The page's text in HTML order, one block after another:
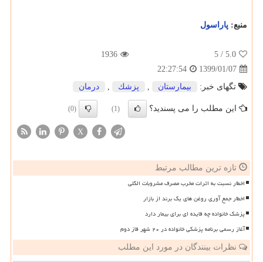
منبع: پاراسول
5.0
/ 5
1936
1399/01/07
22:27:54
تگهای خبر:
بیمارستان , پزشك , درمان
این مطلب را می پسندید؟ (1)
(0)
X
تازه ترین مطالب مرتبط
اخطار نسبت به اثرات مخرب مصرف مشروبات الکلی
اخطار جمع آوری روغن های یک برند از بازار
پزشک خانواده چه فایده ای برای بیمار دارد
آغاز رسمی برنامه پزشکی خانواده در ۲۰ شهر فاز دوم
نظرات بینندگان در مورد این مطلب